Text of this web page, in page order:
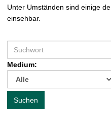
f
e
Unter Umständen sind einige
einsehbar.
u
c
e
Medium:
Suchen